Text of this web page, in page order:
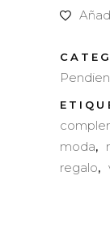
moda,
regalo,